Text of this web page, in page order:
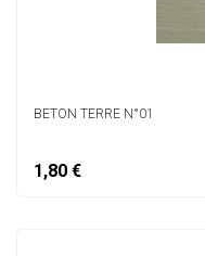
BETON TERRE N°01
1,80 €